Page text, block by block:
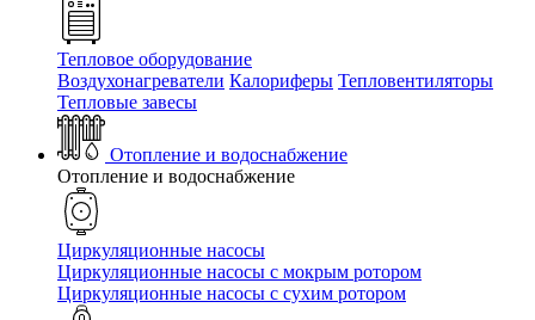
Тепловое оборудование
Воздухонагреватели Калориферы Тепловентиляторы
Тепловые завесы
Отопление и водоснабжение
Отопление и водоснабжение
Циркуляционные насосы
Циркуляционные насосы с мокрым ротором
Циркуляционные насосы с сухим ротором